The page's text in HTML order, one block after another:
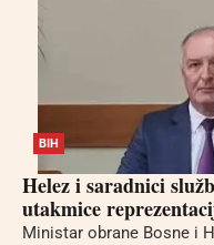
BIH
Helez i saradnici
utakmice
Ministar obrane Bosne i